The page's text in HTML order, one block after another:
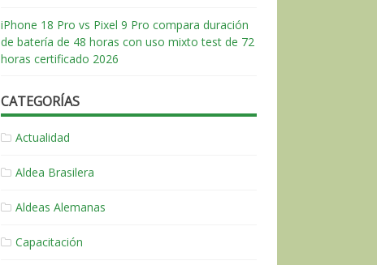
iPhone 18 Pro vs Pixel 9 Pro compara duración
de batería de 48 horas con uso mixto test de 72
horas certificado 2026
CATEGORÍAS
Actualidad
Aldea Brasilera
Aldeas Alemanas
Capacitación